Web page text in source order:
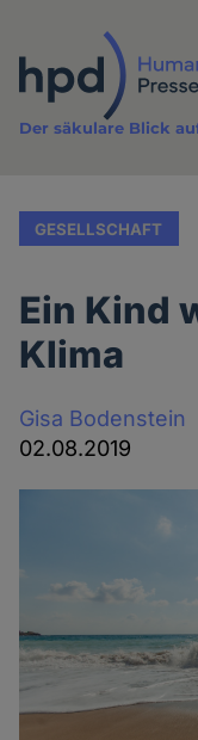
Inhalt
Der säkulare Blick
GESELLSCHAFT
Ein Kind
Klima
Gisa Bodenstein
02.08.2019